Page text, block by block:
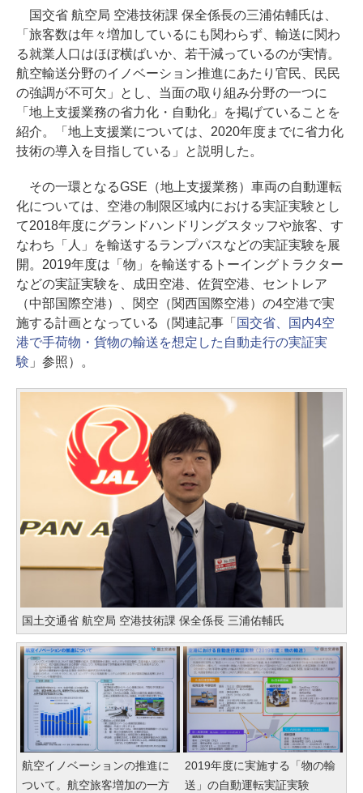
国交省 航空局 空港技術課 保全係長の三浦佑輔氏は、
「旅客数は年々増加しているにも関わらず、輸送に関わ
る就業人口はほぼ横ばいか、若干減っているのが実情。
航空輸送分野のイノベーション推進にあたり官民、民民
の強調が不可欠」とし、当面の取り組み分野の一つに
「地上支援業務の省力化・自動化」を掲げていることを
紹介。「地上支援業については、2020年度までに省力化
技術の導入を目指している」と説明した。
その一環となるGSE（地上支援業務）車両の自動運転
化については、空港の制限区域内における実証実験とし
て2018年度にグランドハンドリングスタッフや旅客、す
なわち「人」を輸送するランプバスなどの実証実験を展
開。2019年度は「物」を輸送するトーイングトラクター
などの実証実験を、成田空港、佐賀空港、セントレア
（中部国際空港）、関空（関西国際空港）の4空港で実
施する計画となっている（関連記事「 国交省、国内4空
港で手荷物・貨物の輸送を想定した自動走行の実証実
験 」参照）。
国土交通省 航空局 空港技術課 保全係長 三浦佑輔氏
航空イノベーションの推進に
ついて。航空旅客増加の一方
2019年度に実施する「物の輸
送」の自動運転実証実験